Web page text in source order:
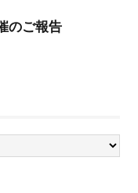
のご報告